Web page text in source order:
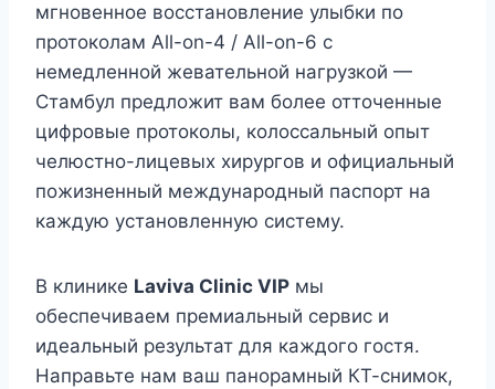
мгновенное восстановление улыбки по
протоколам All-on-4 / All-on-6 с
немедленной жевательной нагрузкой —
Стамбул предложит вам более отточенные
цифровые протоколы, колоссальный опыт
челюстно-лицевых хирургов и официальный
пожизненный международный паспорт на
каждую установленную систему.
В клинике Laviva Clinic VIP мы
обеспечиваем премиальный сервис и
идеальный результат для каждого гостя.
Направьте нам ваш панорамный КТ-снимок,